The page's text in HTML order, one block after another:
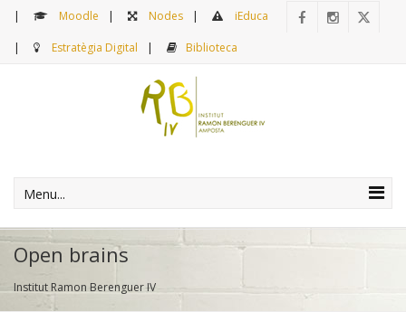
Moodle Nodes iEduca
Estratègia Digital Biblioteca
Menu...
Open brains
Institut Ramon Berenguer IV